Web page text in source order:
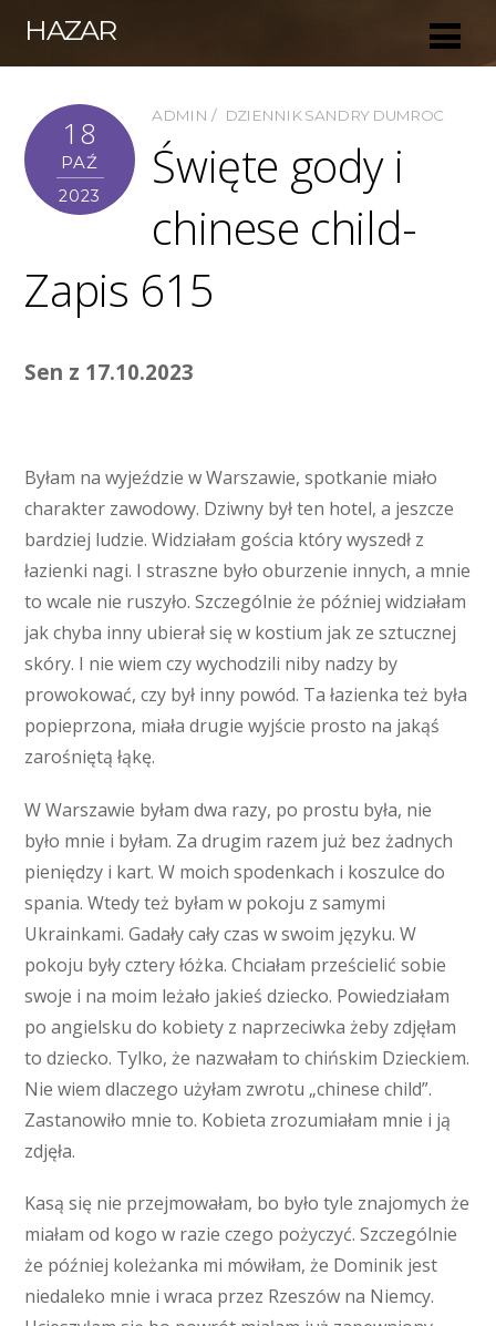
HAZAR
18
PAŹ
2023
ADMIN DZIENNIK SANDRY DUMROC
Święte gody i
chinese child-
Zapis 615
Sen z 17.10.2023
Byłam na wyjeździe w Warszawie, spotkanie miało
charakter zawodowy. Dziwny był ten hotel, a jeszcze
bardziej ludzie. Widziałam gościa który wyszedł z
łazienki nagi. I straszne było oburzenie innych, a mnie
to wcale nie ruszyło. Szczególnie że później widziałam
jak chyba inny ubierał się w kostium jak ze sztucznej
skóry. I nie wiem czy wychodzili niby nadzy by
prowokować, czy był inny powód. Ta łazienka też była
popieprzona, miała drugie wyjście prosto na jakąś
zarośniętą łąkę.
W Warszawie byłam dwa razy, po prostu była, nie
było mnie i byłam. Za drugim razem już bez żadnych
pieniędzy i kart. W moich spodenkach i koszulce do
spania. Wtedy też byłam w pokoju z samymi
Ukrainkami. Gadały cały czas w swoim języku. W
pokoju były cztery łóżka. Chciałam prześcielić sobie
swoje i na moim leżało jakieś dziecko. Powiedziałam
po angielsku do kobiety z naprzeciwka żeby zdjęłam
to dziecko. Tylko, że nazwałam to chińskim Dzieckiem.
Nie wiem dlaczego użyłam zwrotu „chinese child”.
Zastanowiło mnie to. Kobieta zrozumiałam mnie i ją
zdjęła.
Kasą się nie przejmowałam, bo było tyle znajomych że
miałam od kogo w razie czego pożyczyć. Szczególnie
że później koleżanka mi mówiłam, że Dominik jest
niedaleko mnie i wraca przez Rzeszów na Niemcy.